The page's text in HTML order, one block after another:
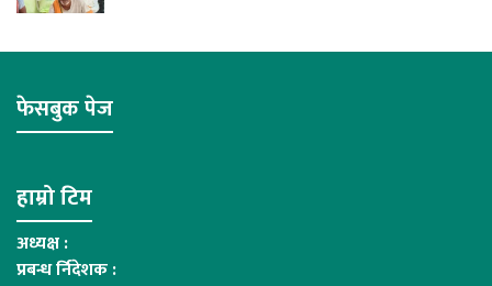
फेसबुक पेज
हाम्रो टिम
अध्यक्ष :
प्रबन्ध र्निदेशक :